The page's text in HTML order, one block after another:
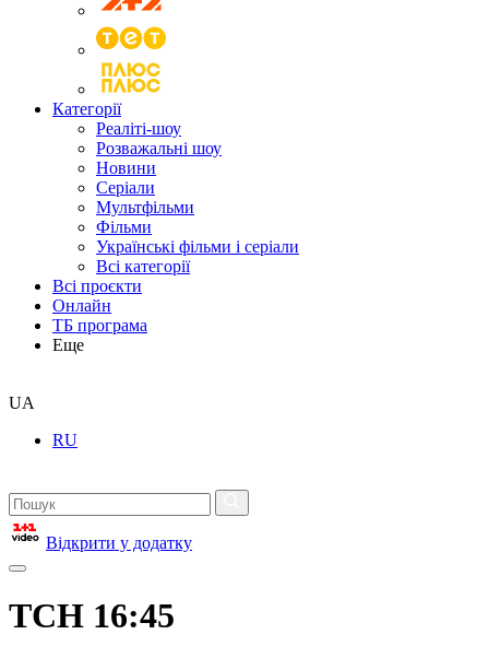
Категорії
Реаліті-шоу
Розважальні шоу
Новини
Серіали
Мультфільми
Фільми
Українські фільми і серіали
Всі категорії
Всі проєкти
Онлайн
ТБ програма
Еще
UA
RU
Відкрити у додатку
ТСН 16:45